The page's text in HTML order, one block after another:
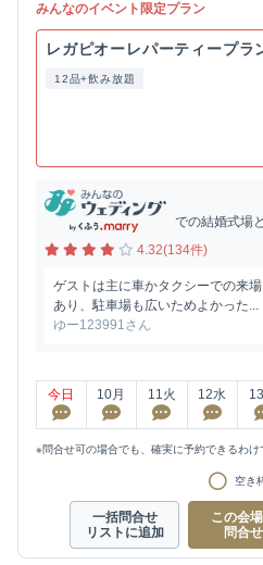
みんなのイベント限定プラン
レガピオーレパーティープラ
12品+飲み放題
での結婚式場
4.32(134件)
ゲストは主に車かタクシーでの来
あり、駐車場も広いためよかった...
ゆー123991さん
今日 10月 11火 12水
※問合せ可の場合でも、確実に予約できるわけ
空き
一括問合せ
リストに追加
この会
問合せ